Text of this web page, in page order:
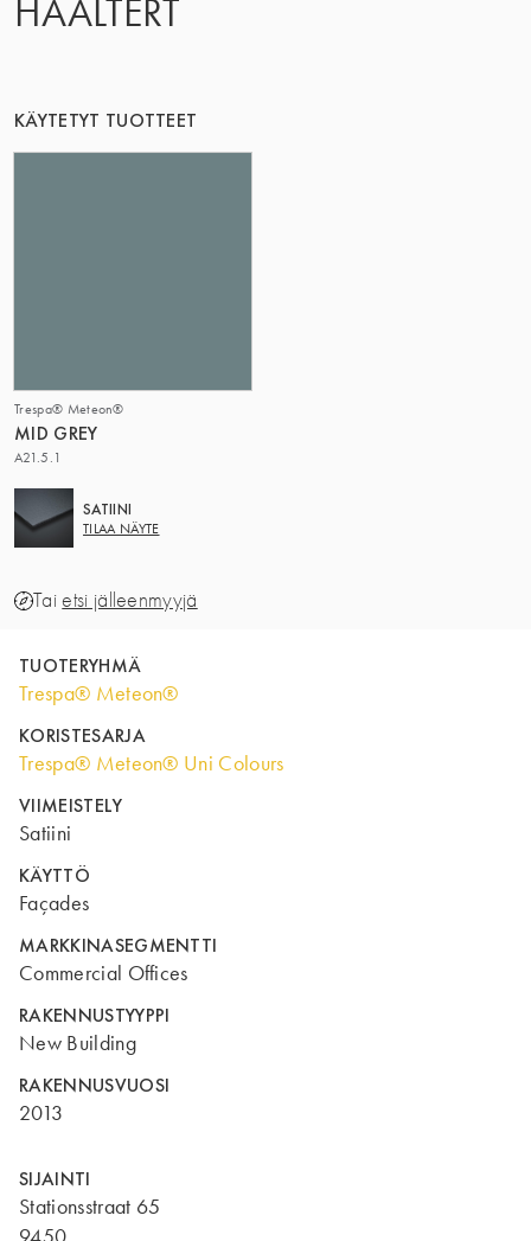
HAALTERT
KÄYTETYT TUOTTEET
Trespa® Meteon®
MID GREY
A21.5.1
SATIINI
TILAA NÄYTE
Taietsi jälleenmyyjä
TUOTERYHMÄ
Trespa® Meteon®
KORISTESARJA
Trespa® Meteon® Uni Colours
VIIMEISTELY
Satiini
KÄYTTÖ
Façades
MARKKINASEGMENTTI
Commercial Offices
RAKENNUSTYYPPI
New Building
RAKENNUSVUOSI
2013
SIJAINTI
Stationsstraat 65